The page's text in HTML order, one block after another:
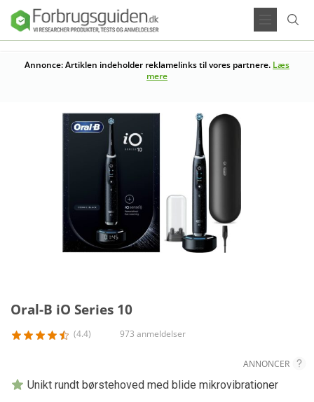
Annonce: Artiklen indeholder reklamelinks til vores partnere. Læs
mere
Oral-B iO Series 10
(4.4) 973 anmeldelser
ANNONCER
Unikt rundt børstehoved med blide mikrovibrationer